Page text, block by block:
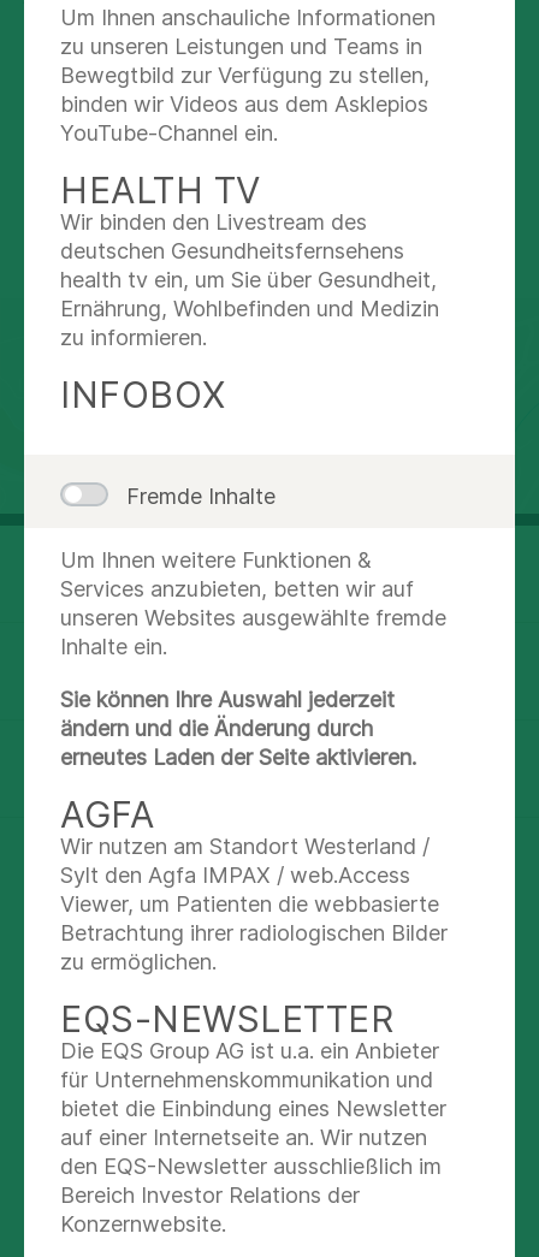
dich bei uns!
mehr lesen
KONTAKT & ORIENTIERUNG
Brunnenallee 39
34537 Bad Wildungen
(0 56 21) 70 40 3
Nachricht schreiben
AKTUELLE MELDUNGEN
21.03.2026
Schmerz muss man nicht aushalten:
Multimodale Schmerztherapie an der
Asklepios Stadtklinik Bad Wildungen
19.03.2026
Um Ihnen anschauliche Informationen
zu unseren Leistungen und Teams in
Bewegtbild zur Verfügung zu stellen,
binden wir Videos aus dem Asklepios
YouTube-Channel ein.
HEALTH TV
Wir binden den Livestream des
deutschen Gesundheitsfernsehens
health tv ein, um Sie über Gesundheit,
Ernährung, Wohlbefinden und Medizin
zu informieren.
INFOBOX
Fremde Inhalte
Um Ihnen weitere Funktionen &
Services anzubieten, betten wir auf
unseren Websites ausgewählte fremde
Inhalte ein.
Sie können Ihre Auswahl jederzeit
ändern und die Änderung durch
erneutes Laden der Seite aktivieren.
AGFA
Wir nutzen am Standort Westerland /
Sylt den Agfa IMPAX / web.Access
Viewer, um Patienten die webbasierte
Betrachtung ihrer radiologischen Bilder
zu ermöglichen.
EQS-NEWSLETTER
Die EQS Group AG ist u.a. ein Anbieter
für Unternehmenskommunikation und
bietet die Einbindung eines Newsletter
auf einer Internetseite an. Wir nutzen
den EQS-Newsletter ausschließlich im
Bereich Investor Relations der
Konzernwebsite.